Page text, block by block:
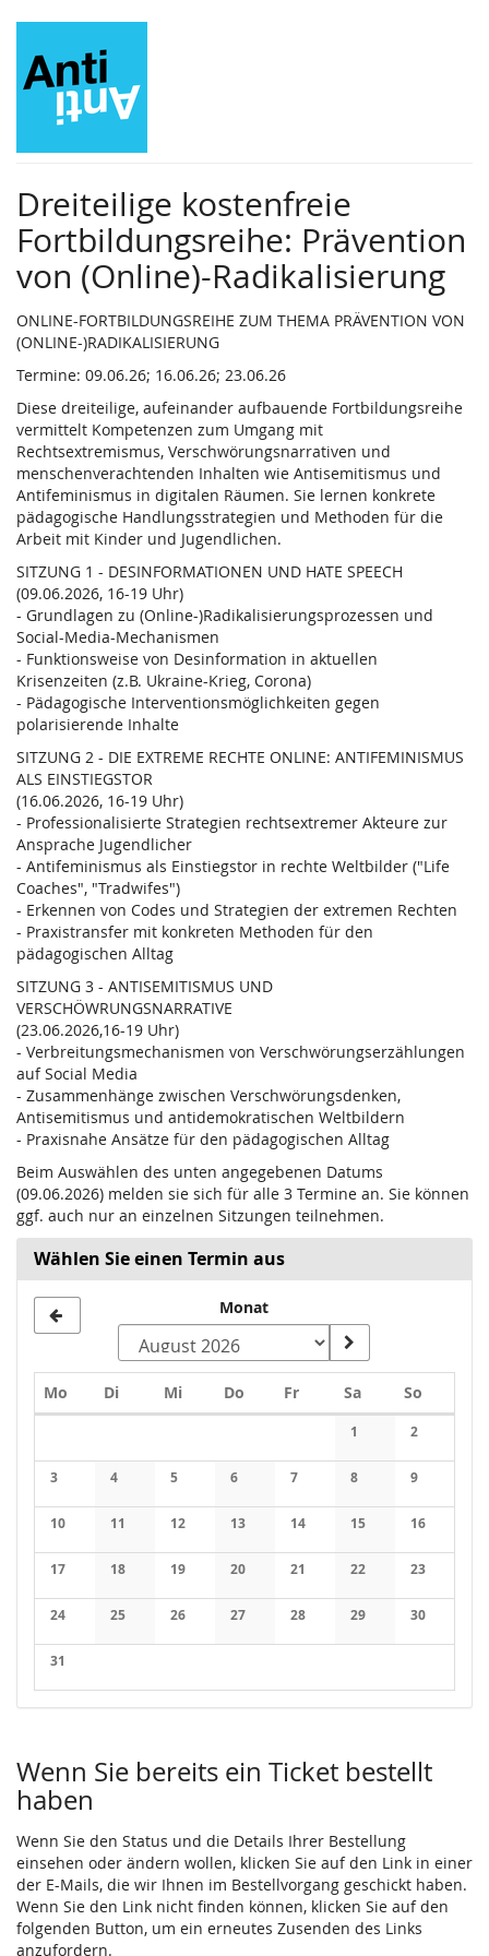
Zum
Inhalt
springen
Dreiteilige kostenfreie
Fortbildungsreihe: Prävention
von (Online)-Radikalisierung
ONLINE-FORTBILDUNGSREIHE ZUM THEMA PRÄVENTION VON
(ONLINE-)RADIKALISIERUNG
Termine: 09.06.26; 16.06.26; 23.06.26
Diese dreiteilige, aufeinander aufbauende Fortbildungsreihe
vermittelt Kompetenzen zum Umgang mit
Rechtsextremismus, Verschwörungsnarrativen und
menschenverachtenden Inhalten wie Antisemitismus und
Antifeminismus in digitalen Räumen. Sie lernen konkrete
pädagogische Handlungsstrategien und Methoden für die
Arbeit mit Kinder und Jugendlichen.
SITZUNG 1 - DESINFORMATIONEN UND HATE SPEECH
(09.06.2026, 16-19 Uhr)
- Grundlagen zu (Online-)Radikalisierungsprozessen und
Social-Media-Mechanismen
- Funktionsweise von Desinformation in aktuellen
Krisenzeiten (z.B. Ukraine-Krieg, Corona)
- Pädagogische Interventionsmöglichkeiten gegen
polarisierende Inhalte
SITZUNG 2 - DIE EXTREME RECHTE ONLINE: ANTIFEMINISMUS
ALS EINSTIEGSTOR
(16.06.2026, 16-19 Uhr)
- Professionalisierte Strategien rechtsextremer Akteure zur
Ansprache Jugendlicher
- Antifeminismus als Einstiegstor in rechte Weltbilder ("Life
Coaches", "Tradwifes")
- Erkennen von Codes und Strategien der extremen Rechten
- Praxistransfer mit konkreten Methoden für den
pädagogischen Alltag
SITZUNG 3 - ANTISEMITISMUS UND
VERSCHÖWRUNGSNARRATIVE
(23.06.2026,16-19 Uhr)
- Verbreitungsmechanismen von Verschwörungserzählungen
auf Social Media
- Zusammenhänge zwischen Verschwörungsdenken,
Antisemitismus und antidemokratischen Weltbildern
- Praxisnahe Ansätze für den pädagogischen Alltag
Beim Auswählen des unten angegebenen Datums
(09.06.2026) melden sie sich für alle 3 Termine an. Sie können
ggf. auch nur an einzelnen Sitzungen teilnehmen.
Wählen Sie einen Termin aus
Monat
Mo Montag
DiDienstag
MiMittwoch
Do Donnerstag
FrFreitagSaSamstag
So
1
Keine
2
Keine
3
Keine Veranstaltungen
4
Keine Veranstaltungen
5
Keine Veranstaltungen
6
Keine Veranstaltungen
7
Keine Veranstaltungen
8
Keine
9
Keine
10
Keine Veranstaltungen
11
Keine Veranstaltungen
12
Keine Veranstaltungen
13
Keine Veranstaltungen
14
Keine Veranstaltungen
15
Keine
16
Keine
17
Keine Veranstaltungen
18
Keine Veranstaltungen
19
Keine Veranstaltungen
20
Keine Veranstaltungen
21
Keine Veranstaltungen
22
Keine
23
Keine
24
Keine Veranstaltungen
25
Keine Veranstaltungen
26
Keine Veranstaltungen
27
Keine Veranstaltungen
28
Keine Veranstaltungen
29
Keine
30
Keine
31
Keine Veranstaltungen
Wenn Sie bereits ein Ticket bestellt
haben
Wenn Sie den Status und die Details Ihrer Bestellung
einsehen oder ändern wollen, klicken Sie auf den Link in einer
der E-Mails, die wir Ihnen im Bestellvorgang geschickt haben.
Wenn Sie den Link nicht finden können, klicken Sie auf den
folgenden Button, um ein erneutes Zusenden des Links
anzufordern.